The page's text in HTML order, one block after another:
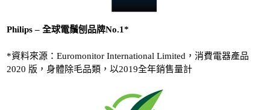
Philips – 全球電鬚刨品牌No.1*
*資料來源：Euromonitor International Limited，消費電器產品
2020 版，身體除毛品類，以2019全年銷售量計